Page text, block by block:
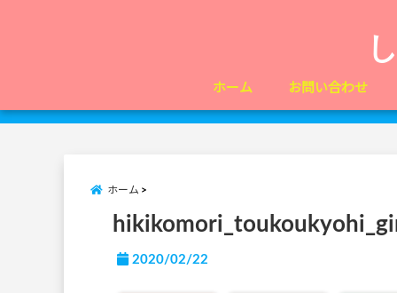
ホーム お問い合わせ
ホーム
2020/02/22